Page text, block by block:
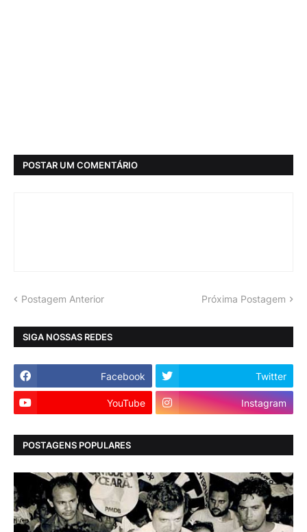
POSTAR UM COMENTÁRIO
Postagem Anterior Próxima Postagem
SIGA NOSSAS REDES
Facebook Twitter
YouTube Instagram
POSTAGENS POPULARES